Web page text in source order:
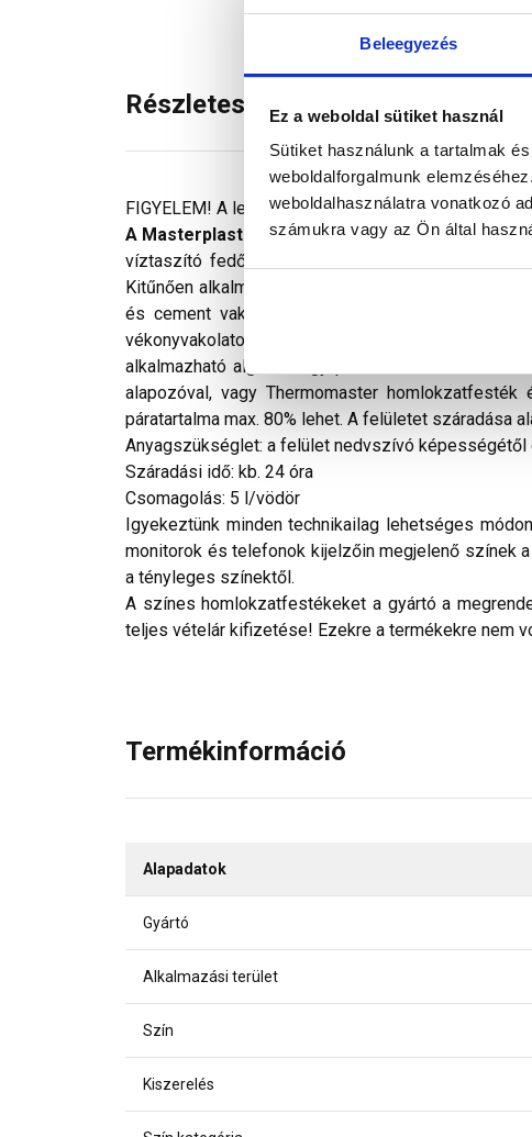
Beleegyezés
Ez a weboldal sütiket használ
Sütiket használunk a tartalmak
weboldalforgalmunk
weboldalhasználatra vonatkozó
számukra vagy az Ön által
Részletes leírás
FIGYELEM! A leírás végén fontos információkat
A Masterplast Thermomaster szilikon
víztaszító fedőfesték, amely füstgázokkal, UV-
Kitűnően alkalmazható megfelelően szilárd,
és cement vakolatok, legalább két hónapos
vékonyvakolatok felújító dekoratív
alkalmazható algával vagy penésszel fertőzött
alapozóval, vagy Thermomaster
páratartalma max. 80% lehet. A felületet száradása
Anyagszükséglet: a felület nedvszívó
Száradási idő: kb. 24 óra
Csomagolás: 5 l/vödör
Igyekeztünk minden technikailag lehetséges
monitorok és telefonok kijelzőin megjelenő színek
a tényleges színektől.
A színes homlokzatfestékeket a gyártó a
teljes vételár kifizetése! Ezekre a termékekre nem
Termékinformáció
Alapadatok
Gyártó
Alkalmazási terület
Szín
Kiszerelés